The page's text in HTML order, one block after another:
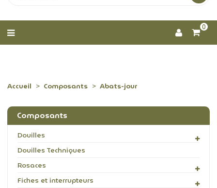
0
Accueil Composants Abats-jour
Composants
Douilles
Douilles Techniques
Rosaces
Fiches et interrupteurs